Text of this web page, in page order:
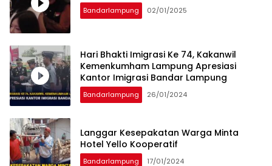
Bandarlampung 02/01/2025
Hari Bhakti Imigrasi Ke 74, Kakanwil
Kemenkumham Lampung Apresiasi
Kantor Imigrasi Bandar Lampung
Bandarlampung 26/01/2024
Langgar Kesepakatan Warga Minta
Hotel Yello Kooperatif
Bandarlampung 17/01/2024